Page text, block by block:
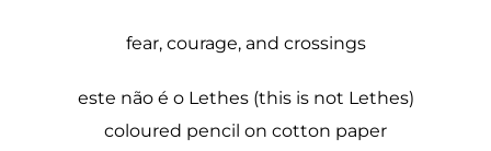
fear, courage, and crossings
este não é o Lethes (this is not Lethes)
coloured pencil on cotton paper